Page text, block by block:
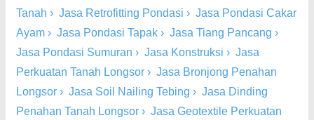
Tanah › Jasa Retrofitting Pondasi › Jasa Pondasi Cakar
Ayam › Jasa Pondasi Tapak › Jasa Tiang Pancang ›
Jasa Pondasi Sumuran › Jasa Konstruksi › Jasa
Perkuatan Tanah Longsor › Jasa Bronjong Penahan
Longsor › Jasa Soil Nailing Tebing › Jasa Dinding
Penahan Tanah Longsor › Jasa Geotextile Perkuatan